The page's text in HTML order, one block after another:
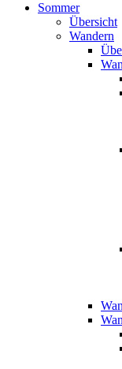
Sommer
Übersicht
Wandern